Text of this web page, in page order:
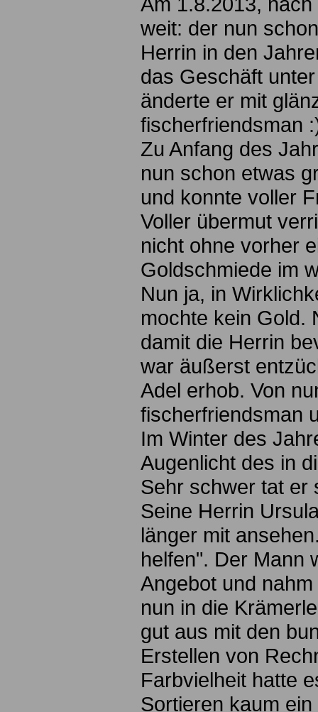
weit: der nun
Herrin in den
das Geschäft
änderte er mit
fischerfriendsman
Zu Anfang des
nun schon etwas
und konnte voller
Voller übermut
nicht ohne vorher
Goldschmiede im
Nun ja, in
mochte kein Gold.
damit die Herrin
war äußerst
Adel erhob. Von
fischerfriendsman
Im Winter des
Augenlicht des in
Sehr schwer tat er
Seine Herrin
länger mit
helfen". Der Mann
Angebot und
nun in die
gut aus mit den
Erstellen von
Farbvielheit hatte
Sortieren kaum